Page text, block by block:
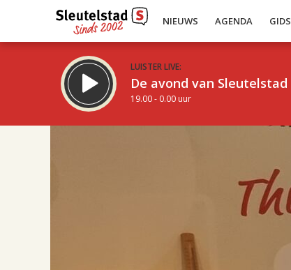
NIEUWS AGENDA GIDS
LUISTER LIVE:
De avond van Sleutelstad
19.00 - 0.00 uur